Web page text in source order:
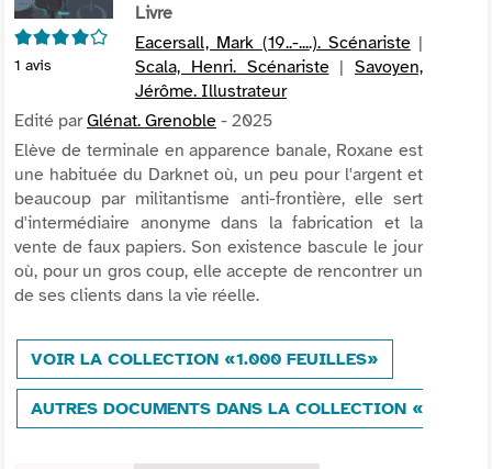
4/5
1 avis
Livre
Eacersall, Mark (19..-....). Scénariste|
Scala, Henri. Scénariste| Savoyen,
Jérôme. Illustrateur
Edité parGlénat. Grenoble - 2025
Elève de terminale en apparence banale, Roxane est
une habituée du Darknet où, un peu pour l'argent et
beaucoup par militantisme anti-frontière, elle sert
d'intermédiaire anonyme dans la fabrication et la
vente de faux papiers. Son existence bascule le jour
où, pour un gros coup, elle accepte de rencontrer un
de ses clients dans la vie réelle.
VOIR LA COLLECTION «1.000 FEUILLES»
AUTRES DOCUMENTS DANS LA COLLECTION «1.000